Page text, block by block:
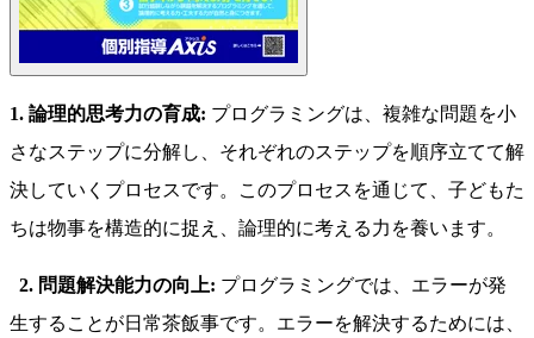
1. 論理的思考力の育成: プログラミングは、複雑な問題を小
さなステップに分解し、それぞれのステップを順序立てて解
決していくプロセスです。このプロセスを通じて、子どもた
ちは物事を構造的に捉え、論理的に考える力を養います。
2. 問題解決能力の向上: プログラミングでは、エラーが発
生することが日常茶飯事です。エラーを解決するためには、